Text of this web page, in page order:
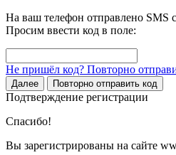
На ваш телефон отправлено SMS
Просим ввести код в поле:
Не пришёл код? Повторно
Далее Повторно отправить код
Подтверждение регистрации
Спасибо!
Вы зарегистрированы на сайте